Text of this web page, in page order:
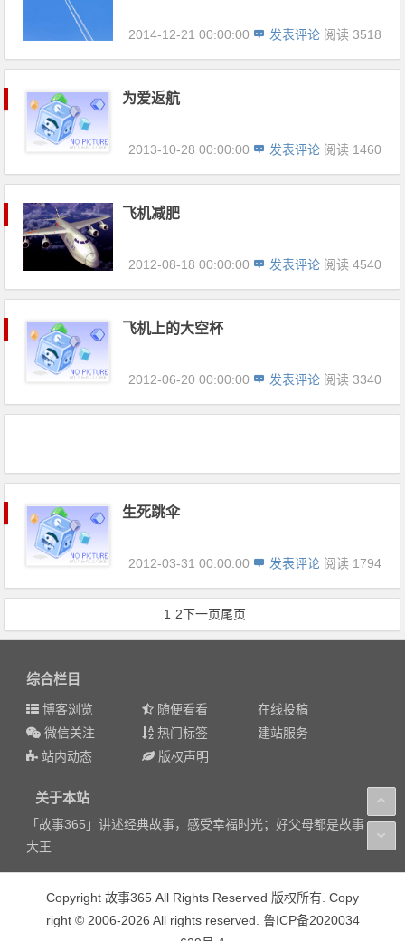
2014-12-21 00:00:00 发表评论 阅读 3518
为爱返航
2013-10-28 00:00:00 发表评论 阅读 1460
飞机减肥
2012-08-18 00:00:00 发表评论 阅读 4540
飞机上的大空杯
2012-06-20 00:00:00 发表评论 阅读 3340
生死跳伞
2012-03-31 00:00:00 发表评论 阅读 1794
1 2下一页尾页
综合栏目
博客浏览 随便看看
在线投稿
微信关注
热门标签
建站服务
站内动态
版权声明
关于本站
「故事365」讲述经典故事，感受幸福时光；好父母都是故事
大王
Copyright 故事365 All Rights Reserved 版权所有. Copy
right © 2006-2026 All rights reserved. 鲁ICP备2020034